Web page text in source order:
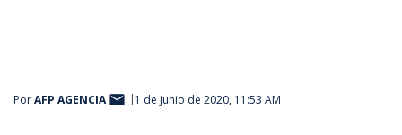
PorAFP AGENCIA 1 de junio de 2020, 11:53 AM